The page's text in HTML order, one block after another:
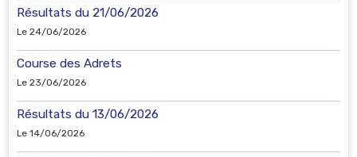
Résultats du 21/06/2026
Le 24/06/2026
Course des Adrets
Le 23/06/2026
Résultats du 13/06/2026
Le 14/06/2026